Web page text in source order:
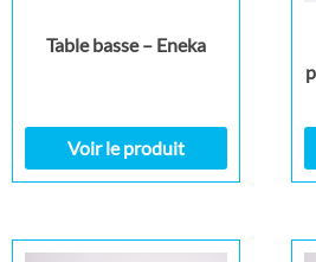
Table basse – Eneka
Voir le produit